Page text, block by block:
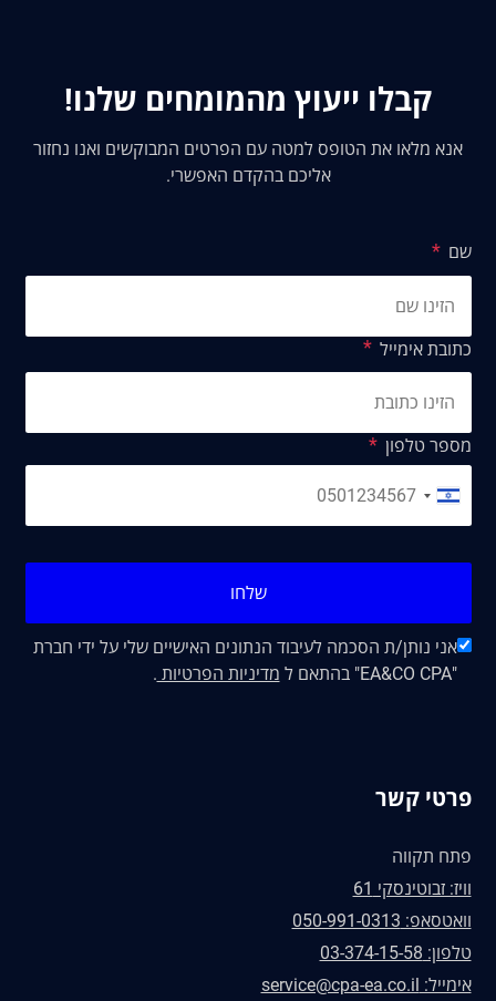
קבלו ייעוץ מהמומחים שלנו!
אנא מלאו את הטופס למטה עם הפרטים המבוקשים ואנו נחזור
אליכם בהקדם האפשרי.
שם
כתובת אימייל
מספר טלפון
שלחו
אני נותן/ת הסכמה לעיבוד הנתונים האישיים שלי על ידי חברת
"EA&CO CPA" בהתאם ל
מדיניות הפרטיות .
פרטי קשר
פתח תקווה
וויז: זבוטינסקי 61
וואטסאפ: 050-991-0313
טלפון: 03-374-15-58
אימייל: service@cpa-ea.co.il